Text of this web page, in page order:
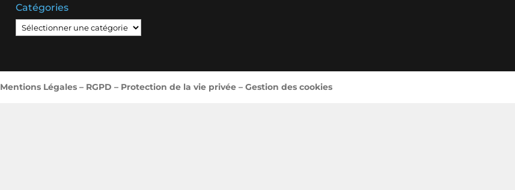
Catégories
Catégories
Mentions Légales – RGPD – Protection de la vie privée – Gestion des cookies